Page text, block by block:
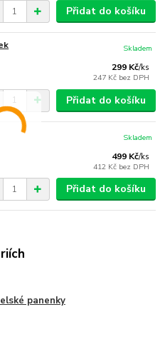
Přidat do košíku
299 Kč/ks
247 Kč bez DPH
Skladem
Přidat do košíku
499 Kč/ks
412 Kč bez DPH
Skladem
Přidat do košíku
panenky